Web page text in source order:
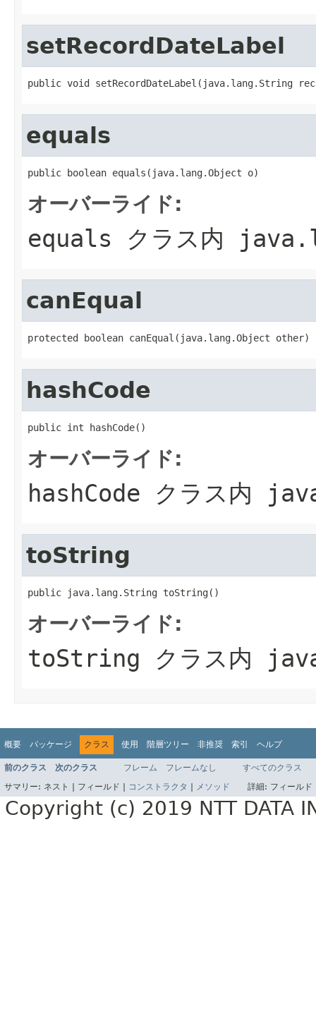
setRecordDateLabel
public void setRecordDateLabel(java.lang.String
equals
public boolean equals(java.lang.Object o)
オーバーライド:
equals クラス内
canEqual
protected boolean canEqual(java.lang.Object other)
hashCode
public int hashCode()
オーバーライド:
hashCode クラス内
toString
public java.lang.String toString()
オーバーライド:
toString クラス内
概要 パッケージ クラス 使用 階層ツリー 非推奨 索引 ヘルプ
前のクラス 次のクラス フレーム フレームなし
すべてのクラス
サマリー: ネスト | フィールド | コンストラクタ メソッド 詳細: フィール
Copyright (c) 2019 NTT DATA